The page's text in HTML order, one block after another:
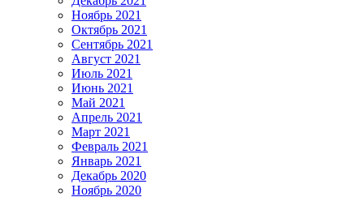
Ноябрь 2021
Октябрь 2021
Сентябрь 2021
Август 2021
Июль 2021
Июнь 2021
Май 2021
Апрель 2021
Март 2021
Февраль 2021
Январь 2021
Декабрь 2020
Ноябрь 2020